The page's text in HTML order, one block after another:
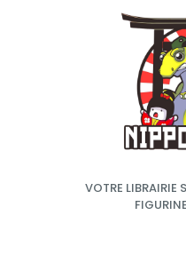
VOTRE LIBRAIRIE